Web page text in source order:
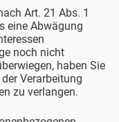
Art. 21 Abs. 1
eine Abwägung
noch nicht
haben Sie
Verarbeitung
zu verlangen.